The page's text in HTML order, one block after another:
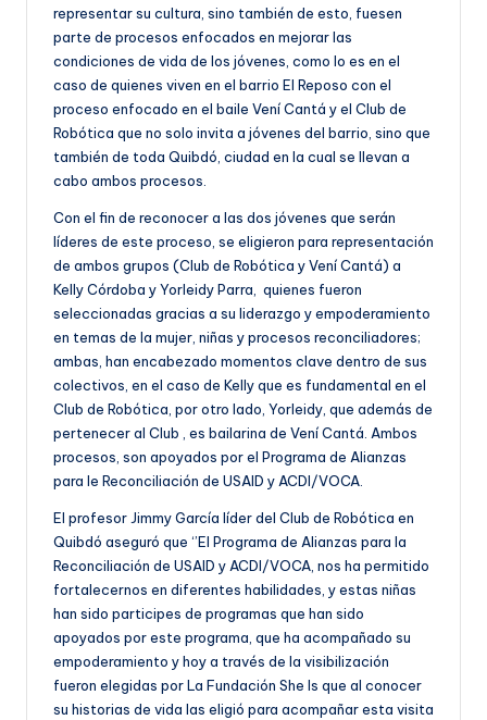
representar su cultura, sino también de esto, fuesen
parte de procesos enfocados en mejorar las
condiciones de vida de los jóvenes, como lo es en el
caso de quienes viven en el barrio El Reposo con el
proceso enfocado en el baile Vení Cantá y el Club de
Robótica que no solo invita a jóvenes del barrio, sino que
también de toda Quibdó, ciudad en la cual se llevan a
cabo ambos procesos.
Con el fin de reconocer a las dos jóvenes que serán
líderes de este proceso, se eligieron para representación
de ambos grupos (Club de Robótica y Vení Cantá) a
Kelly Córdoba y Yorleidy Parra, quienes fueron
seleccionadas gracias a su liderazgo y empoderamiento
en temas de la mujer, niñas y procesos reconciliadores;
ambas, han encabezado momentos clave dentro de sus
colectivos, en el caso de Kelly que es fundamental en el
Club de Robótica, por otro lado, Yorleidy, que además de
pertenecer al Club , es bailarina de Vení Cantá. Ambos
procesos, son apoyados por el Programa de Alianzas
para le Reconciliación de USAID y ACDI/VOCA.
El profesor Jimmy García líder del Club de Robótica en
Quibdó aseguró que ‘’El Programa de Alianzas para la
Reconciliación de USAID y ACDI/VOCA, nos ha permitido
fortalecernos en diferentes habilidades, y estas niñas
han sido participes de programas que han sido
apoyados por este programa, que ha acompañado su
empoderamiento y hoy a través de la visibilización
fueron elegidas por La Fundación She Is que al conocer
su historias de vida las eligió para acompañar esta visita